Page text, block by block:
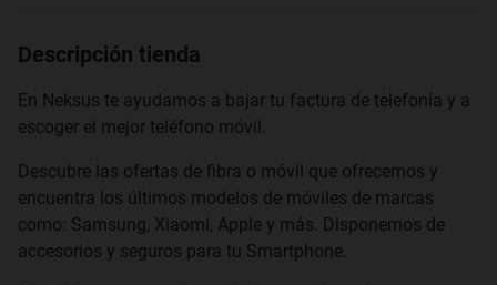
Descripción tienda
En Neksus te ayudamos a bajar tu factura de telefonía y a
escoger el mejor teléfono móvil.
Descubre las ofertas de fibra o móvil que ofrecemos y
encuentra los últimos modelos de móviles de marcas
como: Samsung, Xiaomi, Apple y más. Disponemos de
accesorios y seguros para tu Smartphone.